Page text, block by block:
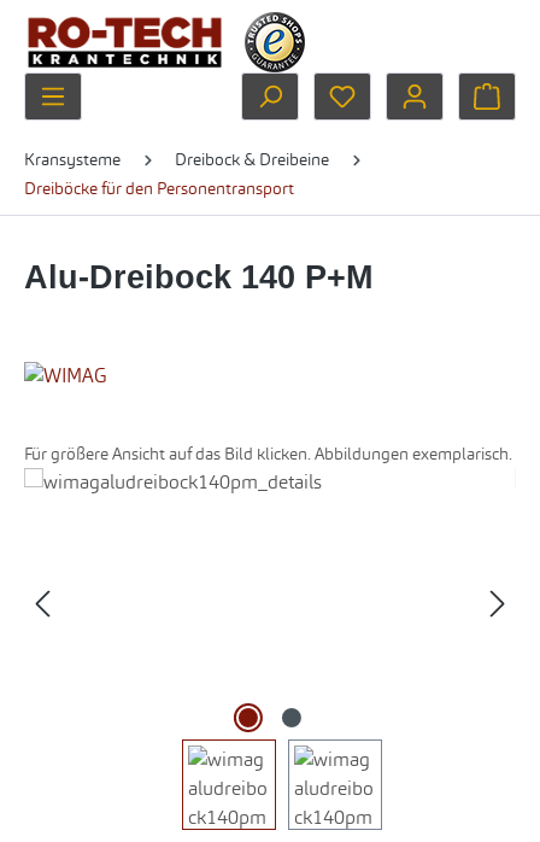
Zum Hauptinhalt springen
Du hast 0 Produkte
Kransysteme
Dreibock & Dreibeine
Dreiböcke für den Personentransport
Alu-Dreibock 140 P+M
Für größere Ansicht auf das Bild klicken. Abbildungen exemplarisch.
Bildergalerie überspringen